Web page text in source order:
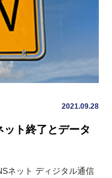
2021.09.28
ト終了とデータ
ネット ディジタル通信